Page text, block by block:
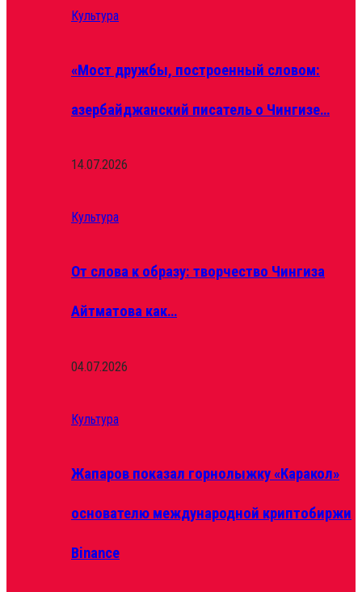
Культура
«Мост дружбы, построенный словом:
азербайджанский писатель о Чингизе…
14.07.2026
Культура
От слова к образу: творчество Чингиза
Айтматова как…
04.07.2026
Культура
Жапаров показал горнолыжку «Каракол»
основателю международной криптобиржи
Binance